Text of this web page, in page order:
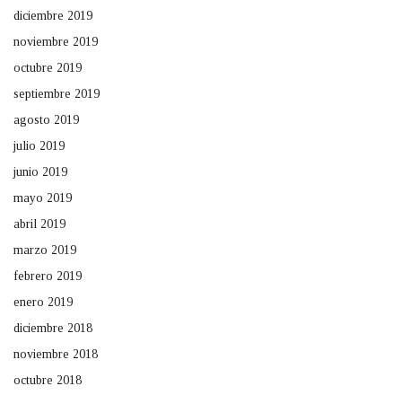
diciembre 2019
noviembre 2019
octubre 2019
septiembre 2019
agosto 2019
julio 2019
junio 2019
mayo 2019
abril 2019
marzo 2019
febrero 2019
enero 2019
diciembre 2018
noviembre 2018
octubre 2018